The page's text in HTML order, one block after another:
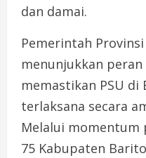
dan damai.
Pemerintah
menunjukkan
memastikan PSU
terlaksana secara
Melalui momentum
75 Kabupaten